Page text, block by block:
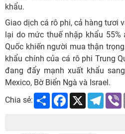
khẩu.
Giao dịch cá rô phi, cả hàng tươi
lại do mức thuế nhập khẩu
Quốc khiến người mua thận
khẩu chính của cá rô phi Trung
đang đẩy mạnh xuất khẩu
Mexico, Bờ Biển Ngà và Israel.
Chia sẻ:
Share Facebook
X